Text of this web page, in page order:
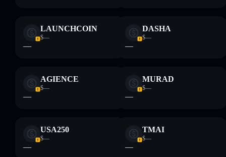
LAUNCHCOIN
$—
—
DASHA
$—
—
AGIENCE
$—
—
MURAD
$—
—
USA250
$—
—
TMAI
$—
—